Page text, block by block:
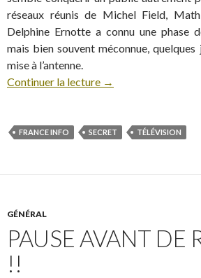
réseaux réunis de Michel Field,
Delphine Ernotte a connu une phase
mais bien souvent méconnue,
mise à l’antenne.
Continuer la lecture →
FRANCE INFO SECRET TÉLÉVISION
GÉNÉRAL
PAUSE AVANT DE
!!